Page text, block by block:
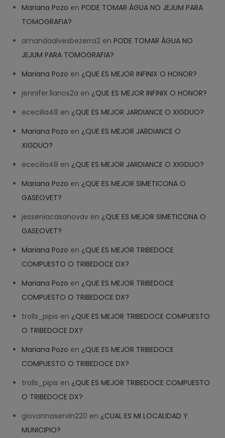
Mariana Pozo enPODE TOMAR ÁGUA NO JEJUM PARA
TOMOGRAFIA?
amandaalvesbezerra2 enPODE TOMAR ÁGUA NO
JEJUM PARA TOMOGRAFIA?
Mariana Pozo en ¿QUE ES MEJOR INFINIX O HONOR?
jennifer.llanos2a en ¿QUE ES MEJOR INFINIX O HONOR?
ececilia48 en ¿QUE ES MEJOR JARDIANCE O XIGDUO?
Mariana Pozo en ¿QUE ES MEJOR JARDIANCE O
XIGDUO?
ececilia48 en ¿QUE ES MEJOR JARDIANCE O XIGDUO?
Mariana Pozo en ¿QUE ES MEJOR SIMETICONA O
GASEOVET?
jesseniacasanovav en ¿QUE ES MEJOR SIMETICONA O
GASEOVET?
Mariana Pozo en ¿QUE ES MEJOR TRIBEDOCE
COMPUESTO O TRIBEDOCE DX?
Mariana Pozo en ¿QUE ES MEJOR TRIBEDOCE
COMPUESTO O TRIBEDOCE DX?
trolls_pipis en ¿QUE ES MEJOR TRIBEDOCE COMPUESTO
O TRIBEDOCE DX?
Mariana Pozo en ¿QUE ES MEJOR TRIBEDOCE
COMPUESTO O TRIBEDOCE DX?
trolls_pipis en ¿QUE ES MEJOR TRIBEDOCE COMPUESTO
O TRIBEDOCE DX?
giovannaservin220 en ¿CUAL ES MI LOCALIDAD Y
MUNICIPIO?
02:17